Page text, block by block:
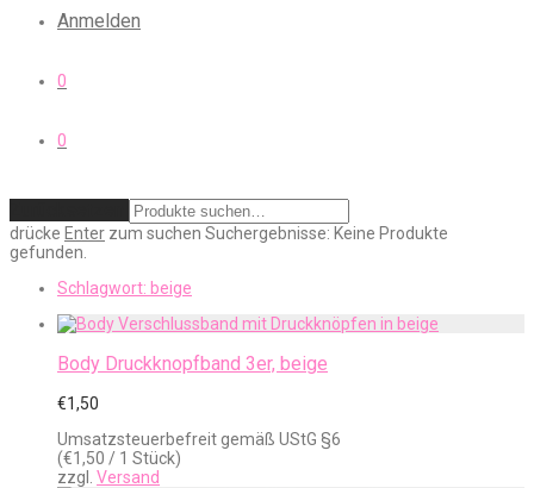
Anmelden
0
0
drücke Enter zum suchen Suchergebnisse: Keine Produkte
gefunden.
Schlagwort: beige
Body Druckknopfband 3er, beige
€1,50
Umsatzsteuerbefreit gemäß UStG §6
(€1,50 / 1 Stück)
zzgl. Versand